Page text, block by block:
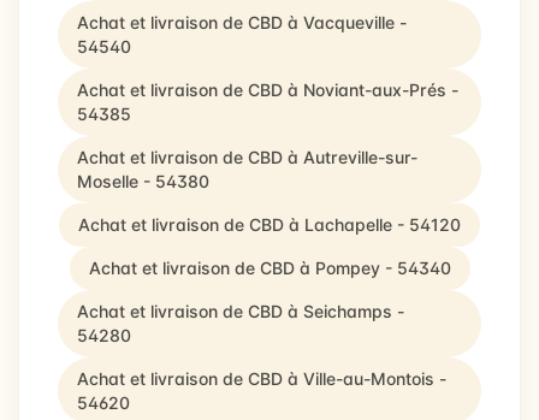
Achat et livraison de CBD à Vacqueville -
54540
Achat et livraison de CBD à Noviant-aux-Prés -
54385
Achat et livraison de CBD à Autreville-sur-
Moselle - 54380
Achat et livraison de CBD à Lachapelle - 54120
Achat et livraison de CBD à Pompey - 54340
Achat et livraison de CBD à Seichamps -
54280
Achat et livraison de CBD à Ville-au-Montois -
54620